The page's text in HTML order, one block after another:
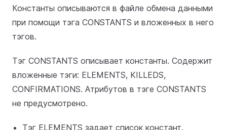
Константы описываются в файле обмена данными
при помощи тэга CONSTANTS и вложенных в него
тэгов.
Тэг CONSTANTS описывает константы. Содержит
вложенные тэги: ELEMENTS, KILLEDS,
CONFIRMATIONS. Атрибутов в тэге CONSTANTS
не предусмотрено.
Тэг ELEMENTS задает список констант.